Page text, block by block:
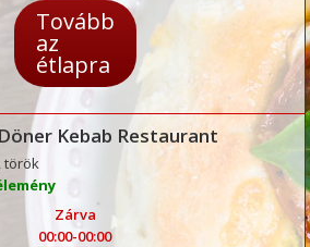
Tovább
az
étlapra
Kebab Restaurant
török
Zárva
00:00-00:00